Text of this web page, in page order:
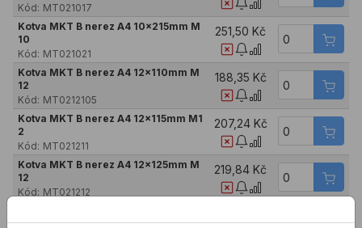
Kód: MT021017
Kotva MKT B nerez A4 10x215mm M
10
Kód: MT021021
251,50 Kč
Kotva MKT B nerez A4 12x110mm M
12
Kód: MT0212105
188,35 Kč
Kotva MKT B nerez A4 12x115mm M1
2
Kód: MT021211
207,24 Kč
Kotva MKT B nerez A4 12x125mm M
12
Kód: MT021212
219,84 Kč
12